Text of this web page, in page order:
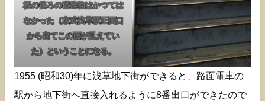
板の後ろの構造物はかつては
なかった（東武浅草駅正面口
から出てこの面が見えてい
た）ということになる。
1955 (昭和30)年に浅草地下街ができると、路面電車の
駅から地下街へ直接入れるように8番出口ができたので